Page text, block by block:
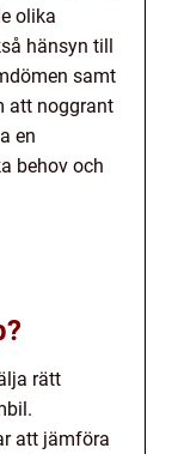
olika
hänsyn till
samt
att noggrant
en
behov och
rätt
att jämföra